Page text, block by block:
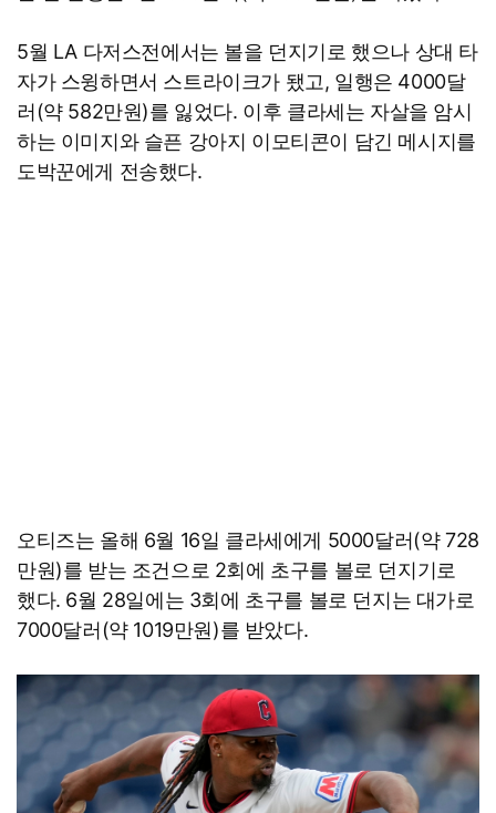
5월 LA 다저스전에서는 볼을 던지기로 했으나 상대 타
자가 스윙하면서 스트라이크가 됐고, 일행은 4000달
러(약 582만원)를 잃었다. 이후 클라세는 자살을 암시
하는 이미지와 슬픈 강아지 이모티콘이 담긴 메시지를
도박꾼에게 전송했다.
오티즈는 올해 6월 16일 클라세에게 5000달러(약 728
만원)를 받는 조건으로 2회에 초구를 볼로 던지기로
했다. 6월 28일에는 3회에 초구를 볼로 던지는 대가로
7000달러(약 1019만원)를 받았다.